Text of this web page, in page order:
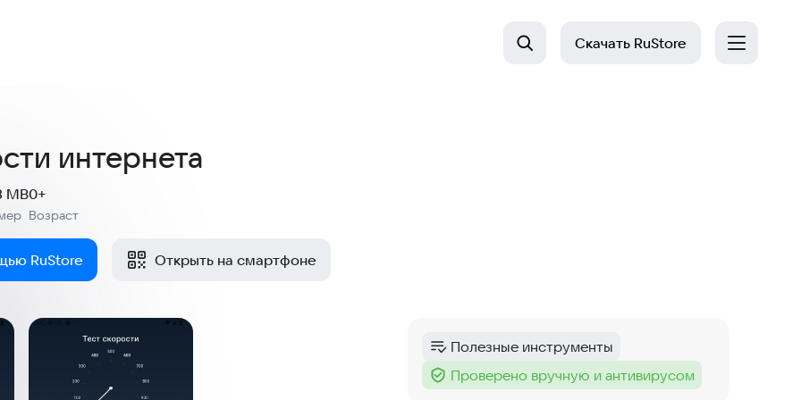
Скачать RuStore
интернета
MB
Возраст
0+
RuStore Открыть на смартфоне
Категория:
Полезные инструменты
Тег :
Проверено вручную и антивирусом